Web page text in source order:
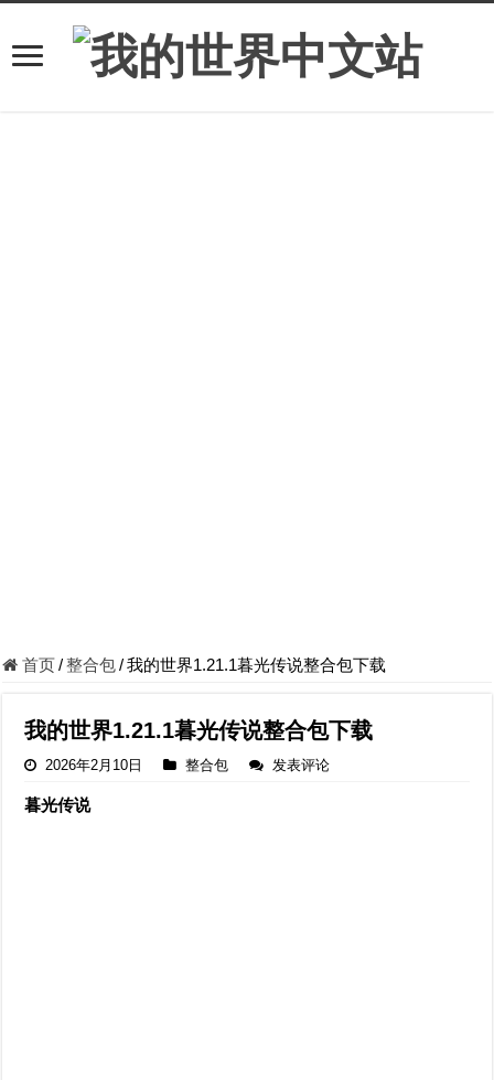
首页/整合包/我的世界1.21.1暮光传说整合包下载
我的世界1.21.1暮光传说整合包下载
2026年2月10日 整合包 发表评论
暮光传说